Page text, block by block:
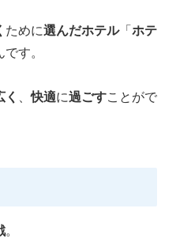
ために選んだホテル「ホテ
す。
く 、快適に過ごすことがで
。